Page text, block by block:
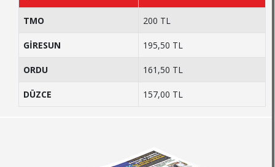
TMO 200 TL
GİRESUN 195,50 TL
ORDU 161,50 TL
DÜZCE 157,00 TL